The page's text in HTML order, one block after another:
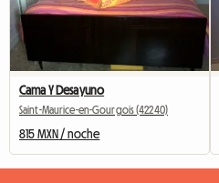
Cama Y Desayuno
Saint-Maurice-en-Gourgois (42240)
815 MXN / noche